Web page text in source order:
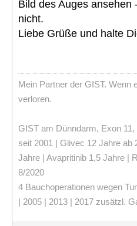
Bild des Auges ansehen
nicht.
Liebe Grüße und halte
Mein Partner der GIST. Wenn
verloren.
GIST am Dünndarm, Exon 11,
seit 2001 | Glivec 12 Jahre ab
Jahre | Avapritinib 1,5 Jahre |
8/2020
4 Bauchoperationen wegen
| 2005 | 2013 | 2017 zusätzl.